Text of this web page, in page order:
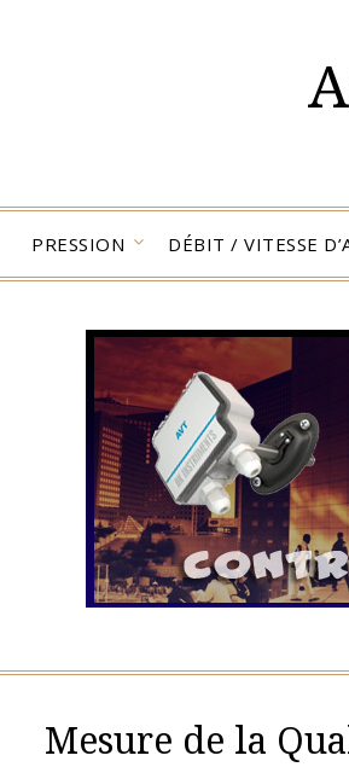
PRESSION DÉBIT / VITESSE
Mesure de la